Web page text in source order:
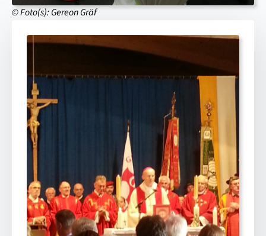
© Foto(s): Gereon Gräf